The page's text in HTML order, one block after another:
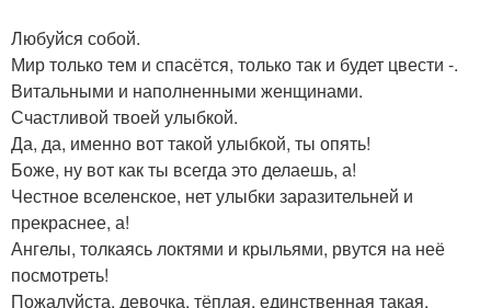
Любуйся собой.
Мир только тем и спасётся, только так и будет цвести -.
Витальными и наполненными женщинами.
Счастливой твоей улыбкой.
Да, да, именно вот такой улыбкой, ты опять!
Боже, ну вот как ты всегда это делаешь, а!
Честное вселенское, нет улыбки заразительней и
прекраснее, а!
Ангелы, толкаясь локтями и крыльями, рвутся на неё
посмотреть!
Пожалуйста, девочка, тёплая, единственная такая,